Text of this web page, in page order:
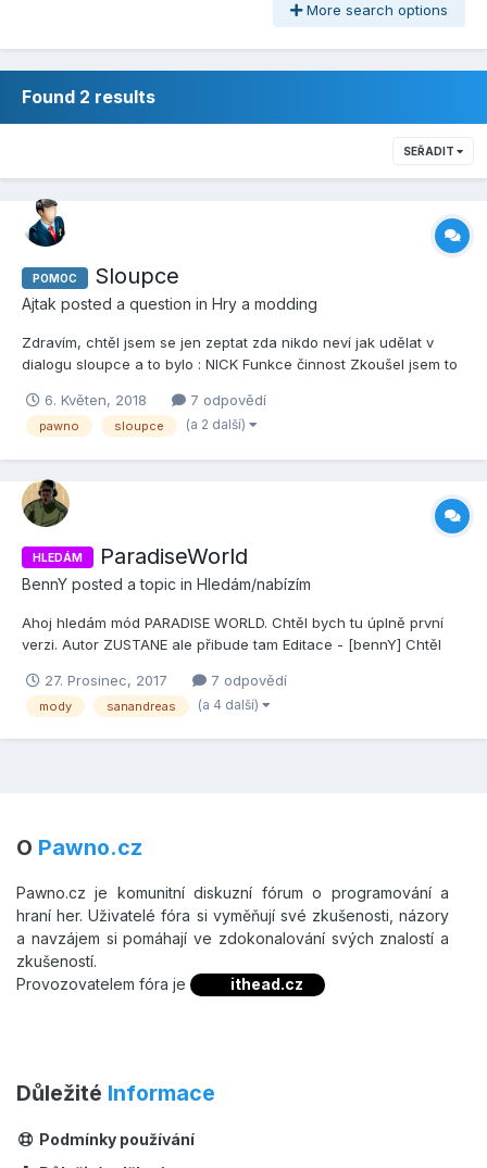
More search options
Found 2 results
SEŘADIT
POMOC Sloupce
Ajtak posted a question in Hry a modding
Zdravím, chtěl jsem se jen zeptat zda nikdo neví jak udělat v
dialogu sloupce a to bylo : NICK Funkce činnost Zkoušel jsem to
rozhodí... tak zda existuje netoda na rozdělení sloupcu v pawnu
S...
6. Květen, 2018 7 odpovědí
pawno sloupce (a 2 další)
HLEDÁM ParadiseWorld
BennY posted a topic in Hledám/nabízím
Ahoj hledám mód PARADISE WORLD. Chtěl bych tu úplně první
verzi. Autor ZUSTANE ale přibude tam Editace - [bennY] Chtěl
Vytvoř si vlastní mód, přepíšeš to a další kecy si nechte doma v
kuchyni
27. Prosinec, 2017 7 odpovědí
mody sanandreas (a 4 další)
O Pawno.cz
Pawno.cz je komunitní diskuzní fórum o programování a
hraní her. Uživatelé fóra si vyměňují své zkušenosti, názory
a navzájem si pomáhají ve zdokonalování svých znalostí a
zkušeností.
Provozovatelem fóra je
ithead.cz
Důležité Informace
Podmínky používání